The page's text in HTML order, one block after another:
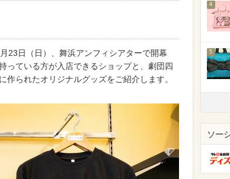
23日（日）、舞浜アンフィシアターで開幕
っている方が入店できるショップと、劇団四
られたオリジナルグッズをご紹介します。
4
5
ソー